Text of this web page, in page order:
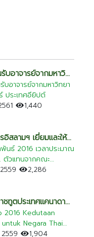
บอาจารย์จากมหาวิ
ฮาร์ ประเทศอียิปต์
บอาจารย์จากมหาวิทยา
ประเทศอียิปต์
1,440
อิสลามฯ เยี่ยมและให้
รอบครัวปอเนาะญิฮา
นธ์ 2016 เวลาประมาณ
ตัวแทนจากคณะ
สลามประจำจังหวัด
ความมุสลิมพร้อม
ได้ไปเยี่ยมและให้กำลัง
วปอเนาะญิฮาดวิทยา
ด้มอบทุนสนับสนุนเพื่อ
2,286
ชทูตประเทศแคนาดา
เทศไทย เยี่ยมคาราวะ
untuk Negara Thai
ke pejabat
1,904